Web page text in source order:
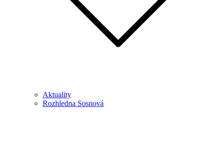
Aktuality
Rozhledna Sosnová